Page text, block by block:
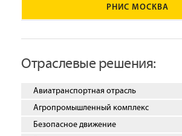
РНИС МОСКВА
Отраслевые решения:
Авиатранспортная отрасль
Агропромышленный комплекс
Безопасное движение